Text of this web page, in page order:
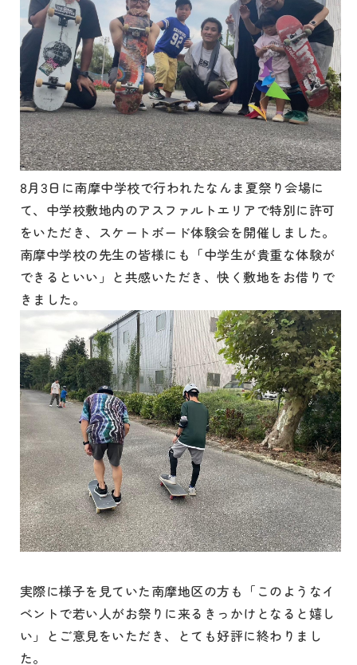
8月3日に南摩中学校で行われたなんま夏祭り会場に
て、中学校敷地内のアスファルトエリアで特別に許可
をいただき、スケートボード体験会を開催しました。
南摩中学校の先生の皆様にも「中学生が貴重な体験が
できるといい」と共感いただき、快く敷地をお借りで
きました。
実際に様子を見ていた南摩地区の方も「このようなイ
ベントで若い人がお祭りに来るきっかけとなると嬉し
い」とご意見をいただき、とても好評に終わりまし
た。